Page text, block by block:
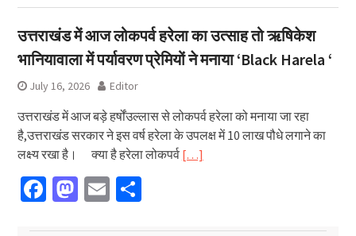
उत्तराखंड में आज लोकपर्व हरेला का उत्साह तो ऋषिकेश
भानियावाला में पर्यावरण प्रेमियों ने मनाया ‘Black Harela ‘
July 16, 2026 Editor
उत्तराखंड में आज बड़े हर्षोंउल्लास से लोकपर्व हरेला को मनाया जा रहा
है,उत्तराखंड सरकार ने इस वर्ष हरेला के उपलक्ष में 10 लाख पौधे लगाने का
लक्ष्य रखा है। क्या है हरेला लोकपर्व […]
Facebook
Mastodon
EmailShare